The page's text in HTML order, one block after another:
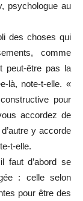
psychologue au
des choses qui
comme
peut-être pas la
là, note-t-elle. «
pour
accordez de
y accorde
t-elle.
faut d’abord se
: celle selon
pour être des